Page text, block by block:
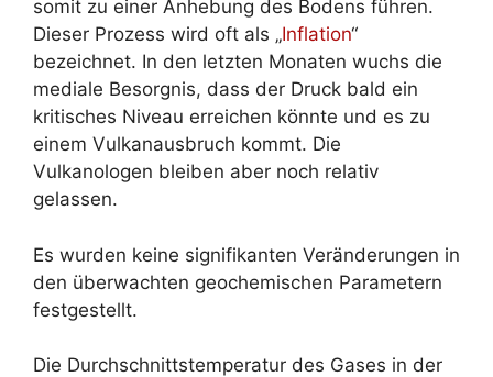
somit zu einer Anhebung des Bodens führen.
Dieser Prozess wird oft als „Inflation“
bezeichnet. In den letzten Monaten wuchs die
mediale Besorgnis, dass der Druck bald ein
kritisches Niveau erreichen könnte und es zu
einem Vulkanausbruch kommt. Die
Vulkanologen bleiben aber noch relativ
gelassen.
Es wurden keine signifikanten Veränderungen in
den überwachten geochemischen Parametern
festgestellt.
Die Durchschnittstemperatur des Gases in der